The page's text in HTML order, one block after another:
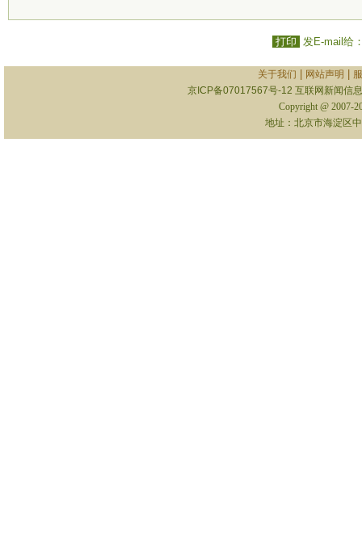
打印 发E-mail给
关于我们 网站声明
京ICP备07017567号-12 互联网新闻信
Copyright @ 2007-
地址：北京市海淀区